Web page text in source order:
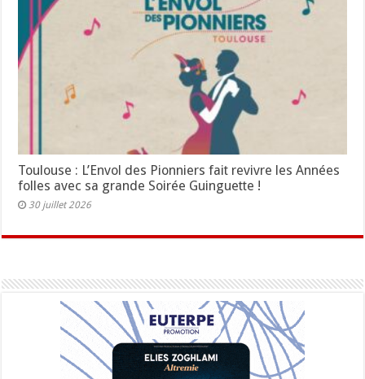
Toulouse : L’Envol des Pionniers fait revivre les Années
folles avec sa grande Soirée Guinguette !
30 juillet 2026